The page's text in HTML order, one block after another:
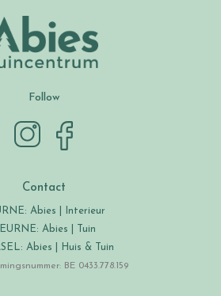
Follow
Contact
Abies | Interieur
Abies | Tuin
Abies | Huis & Tuin
BE 0433.778.159